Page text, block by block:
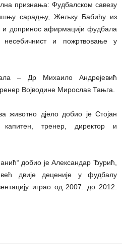
признања: Фудбалском савезу
сарадњу, Жељку Бабићу из
допринос афирмацији фудбала
и пожртвовање у
– Др Михаило Андрејевић
Војводине Мирослав Тањга.
животно дјело добио је Стојан
тренер, директор и
добио је Александар Ђурић,
двије деценије у фудбалу
играо од 2007. до 2012.